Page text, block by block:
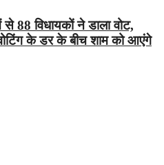
से 88 विधायकों ने डाला वोट,
के डर के बीच शाम को आएंगे